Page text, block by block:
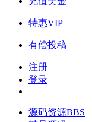
特惠VIP
有偿投稿
注册
登录
源码资源BBS